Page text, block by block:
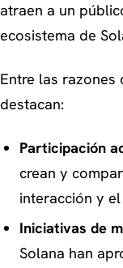
atraen a un
ecosistema de
Entre las razones
destacan:
Participación
crean y
interacción y
Iniciativas de
Solana han